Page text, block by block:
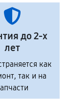
до 2-х
лет
как
так и на